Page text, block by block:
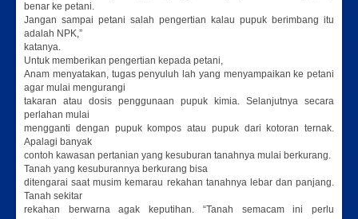
benar ke petani.
Jangan sampai petani salah pengertian kalau pupuk berimbang itu
adalah NPK,”
katanya.
Untuk memberikan pengertian kepada petani,
Anam menyatakan, tugas penyuluh lah yang menyampaikan ke petani
agar mulai mengurangi
takaran atau dosis penggunaan pupuk kimia. Selanjutnya secara
perlahan mulai
mengganti dengan pupuk kompos atau pupuk dari kotoran ternak.
Apalagi banyak
contoh kawasan pertanian yang kesuburan tanahnya mulai berkurang.
Tanah yang kesuburannya berkurang bisa
ditengarai saat musim kemarau rekahan tanahnya lebar dan panjang.
Tanah sekitar
rekahan berwarna agak keputihan. “Tanah semacam ini perlu